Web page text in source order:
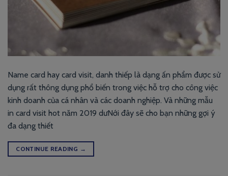
Name card hay card visit, danh thiếp là dạng ấn phẩm được sử
dụng rất thông dụng phổ biến trong việc hỗ trợ cho công việc
kinh doanh của cá nhân và các doanh nghiệp. Và những mẫu
in card visit hot năm 2019 dưNới đây sẽ cho bạn những gợi ý
đa dạng thiết
CONTINUE READING →